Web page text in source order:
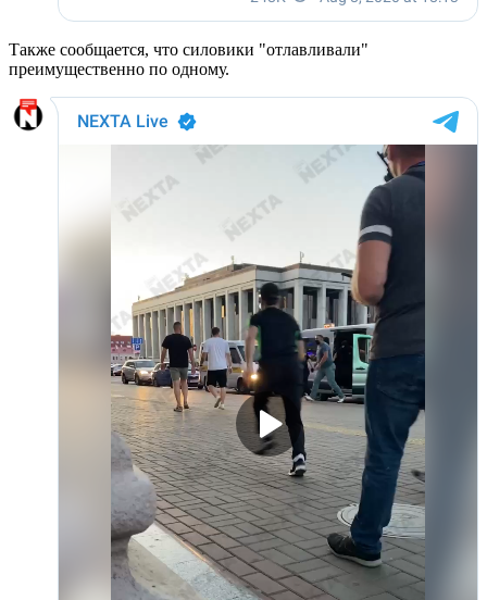
Также сообщается, что силовики "отлавливали"
преимущественно по одному.